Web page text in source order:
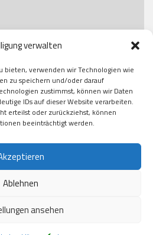
verwalten
bieten, verwenden wir Technologien wie
zu speichern und/oder darauf
zustimmst, können wir Daten
IDs auf dieser Website verarbeiten.
erteilst oder zurückziehst, können
beeinträchtigt werden.
Ablehnen
ansehen